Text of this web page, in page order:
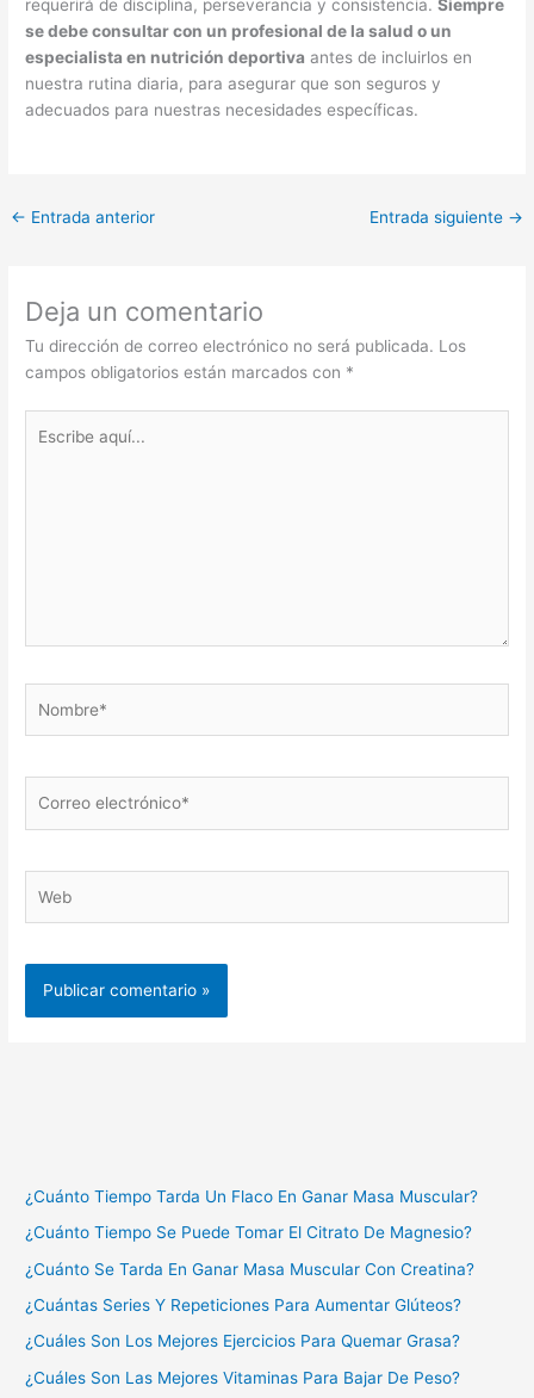
requerirá de disciplina, perseverancia y consistencia.Siempre
se debe consultar con un profesional de la salud o un
especialista en nutrición deportiva antes de incluirlos en
nuestra rutina diaria, para asegurar que son seguros y
adecuados para nuestras necesidades específicas.
← Entrada anterior Entrada siguiente →
Deja un comentario
Tu dirección de correo electrónico no será publicada. Los
campos obligatorios están marcados con *
aquí...
electrónico*
¿Cuánto Tiempo Tarda Un Flaco En Ganar Masa Muscular?
¿Cuánto Tiempo Se Puede Tomar El Citrato De Magnesio?
¿Cuánto Se Tarda En Ganar Masa Muscular Con Creatina?
¿Cuántas Series Y Repeticiones Para Aumentar Glúteos?
¿Cuáles Son Los Mejores Ejercicios Para Quemar Grasa?
¿Cuáles Son Las Mejores Vitaminas Para Bajar De Peso?